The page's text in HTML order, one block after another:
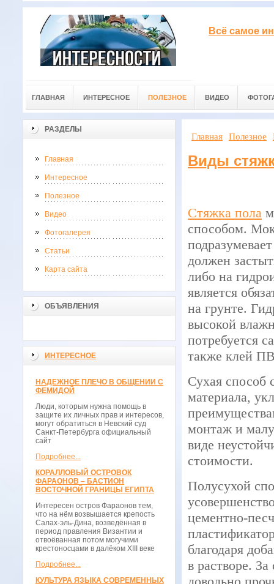
Всё самое
ГЛАВНАЯ ИНТЕРЕСНОЕ ПОЛЕЗНОЕ ВИДЕО
РАЗДЕЛЫ
Главная
Интересное
Полезное
Видео
Фотогалерея
Статьи
Карта сайта
ОБЪЯВЛЕНИЯ
ИНТЕРЕСНОЕ
НАДЕЖНОЕ ПЛЕЧО В ОБЩЕНИИ С
ФЕМИДОЙ
Люди, которым нужна помощь в
защите их личных прав и интересов,
могут обратиться в Невский суд
Санкт-Петербурга официальный
сайт
Подробнее...
КОРАЛЛОВЫЙ ОСТРОВОК
ФАРАОНОВ – БАСТИОН
ВОСТОЧНОЙ ГРАНИЦЫ ЕГИПТА
Интересен остров Фараонов тем,
что на нём возвышается крепость
Салах-эль-Дина, возведённая в
период правления Византии и
отвоёванная потом могучими
крестоносцами в далёком XIII веке
Подробнее...
КУЛЬТУРА ЯЗЫКА СОВРЕМЕННЫХ
Главная Полезное
Виды
Стяжка пола
способом.
должен
либо на
является
на грунте.
высокой
потребуется
также клей
Сухая способ
материала,
монтаж и
виде
стоимости.
Полусухой
цементно-
благодаря
в растворе. За